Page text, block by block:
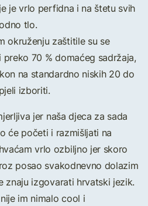
je vrlo perfidna i na štetu svih
tlo.
okruženju zaštitile su se
70 % domaćeg sadržaja,
na standardno niskih 20 do
izboriti.
jer naša djeca za sada
će početi i razmišljati na
vrlo ozbiljno jer skoro
posao svakodnevno dolazim
znaju izgovarati hrvatski jezik.
im nimalo cool i